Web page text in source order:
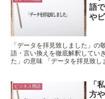
語
や
「データを拝見致しました」
語・言い換えを徹底解釈してい
た」の意味 「データを拝見致
ビジネス用語
「
方